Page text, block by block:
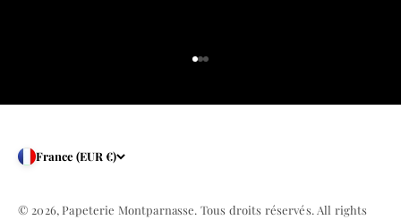
France (EUR €)
© 2026, Papeterie Montparnasse. Tous droits réservés. All rights